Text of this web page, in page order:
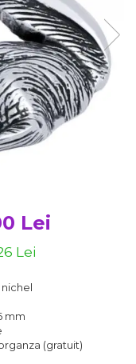
Lei
Lei
nichel
mm
(gratuit)